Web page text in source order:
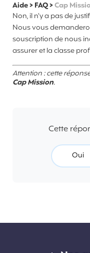
Aide> FAQ>Cap
Non, il n'y a pas de
Nous vous
souscription de nous
assurer et la classe
Attention : cette
Cap Mission.
Cette
Oui